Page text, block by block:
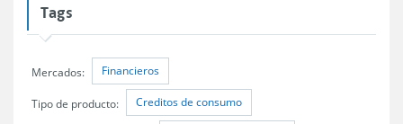
Tags
Mercados: Financieros
Tipo de producto: Creditos de consumo